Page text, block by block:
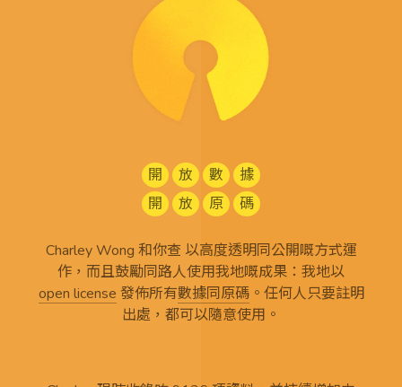
開 放 數
據
開
放 原 碼
Charley Wong 和你查 以高度透明同公開嘅方式運
作，而且鼓勵同路人使用我地嘅成果：我地以
open license 發佈所有數據同原碼。任何人只要註明
出處，都可以隨意使用。